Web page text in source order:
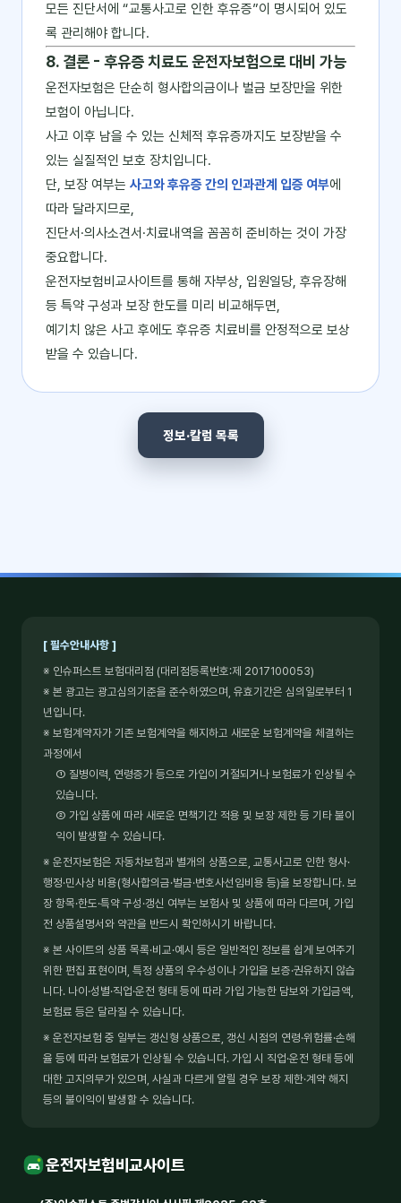
모든 진단서에 “교통사고로 인한 후유증”이 명시되어 있도
록 관리해야 합니다.
8. 결론 - 후유증 치료도 운전자보험으로 대비 가능
운전자보험은 단순히 형사합의금이나 벌금 보장만을 위한
보험이 아닙니다.
사고 이후 남을 수 있는 신체적 후유증까지도 보장받을 수
있는 실질적인 보호 장치입니다.
단, 보장 여부는 사고와 후유증 간의 인과관계 입증 여부에
따라 달라지므로,
진단서·의사소견서·치료내역을 꼼꼼히 준비하는 것이 가장
중요합니다.
운전자보험비교사이트를 통해 자부상, 입원일당, 후유장해
등 특약 구성과 보장 한도를 미리 비교해두면,
예기치 않은 사고 후에도 후유증 치료비를 안정적으로 보상
받을 수 있습니다.
정보·칼럼 목록
[ 필수안내사항 ]
※ 인슈퍼스트 보험대리점 (대리점등록번호:제 2017100053)
※ 본 광고는 광고심의기준을 준수하였으며, 유효기간은 심의일로부터 1
년입니다.
※ 보험계약자가 기존 보험계약을 해지하고 새로운 보험계약을 체결하는
과정에서
① 질병이력, 연령증가 등으로 가입이 거절되거나 보험료가 인상될 수
있습니다.
② 가입 상품에 따라 새로운 면책기간 적용 및 보장 제한 등 기타 불이
익이 발생할 수 있습니다.
※ 운전자보험은 자동차보험과 별개의 상품으로, 교통사고로 인한 형사·
행정·민사상 비용(형사합의금·벌금·변호사선임비용 등)을 보장합니다. 보
장 항목·한도·특약 구성·갱신 여부는 보험사 및 상품에 따라 다르며, 가입
전 상품설명서와 약관을 반드시 확인하시기 바랍니다.
※ 본 사이트의 상품 목록·비교·예시 등은 일반적인 정보를 쉽게 보여주기
위한 편집 표현이며, 특정 상품의 우수성이나 가입을 보증·권유하지 않습
니다. 나이·성별·직업·운전 형태 등에 따라 가입 가능한 담보와 가입금액,
보험료 등은 달라질 수 있습니다.
※ 운전자보험 중 일부는 갱신형 상품으로, 갱신 시점의 연령·위험률·손해
율 등에 따라 보험료가 인상될 수 있습니다. 가입 시 직업·운전 형태 등에
대한 고지의무가 있으며, 사실과 다르게 알릴 경우 보장 제한·계약 해지
등의 불이익이 발생할 수 있습니다.
운전자보험비교사이트